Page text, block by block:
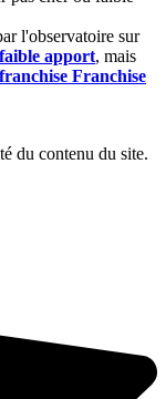
l'observatoire sur
apport, mais
franchise Franchise
du contenu du site.